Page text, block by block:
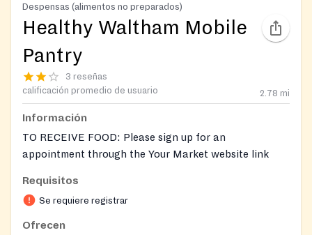
Despensas (alimentos no preparados)
Healthy Waltham Mobile
Pantry
3 reseñas
calificación promedio de usuario
2.78 mi
Información
TO RECEIVE FOOD: Please sign up for an
appointment through the Your Market website link
Waltham from the list of pantries. Registration is
available in multiple languages. Please register if you
have not already done so and choose your
Requisitos
Se requiere registrar
Ofrecen